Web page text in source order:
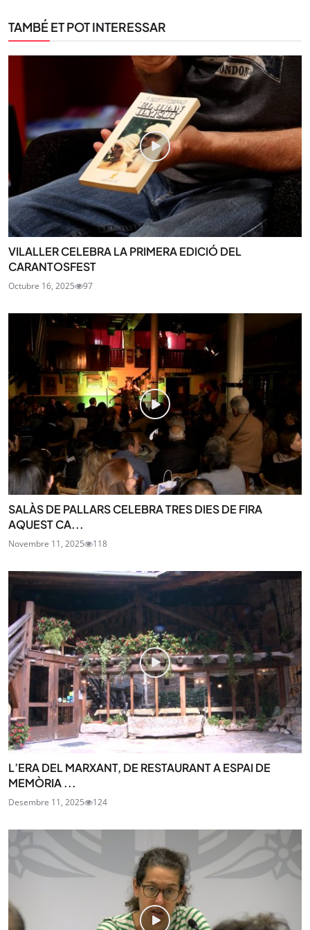
TAMBÉ ET POT INTERESSAR
VILALLER CELEBRA LA PRIMERA EDICIÓ DEL
CARANTOSFEST
Octubre 16, 2025 97
SALÀS DE PALLARS CELEBRA TRES DIES DE FIRA
AQUEST CA...
Novembre 11, 2025 118
L’ERA DEL MARXANT, DE RESTAURANT A ESPAI DE
MEMÒRIA ...
Desembre 11, 2025 124